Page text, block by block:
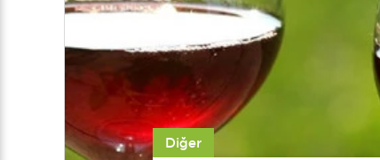
Diğer